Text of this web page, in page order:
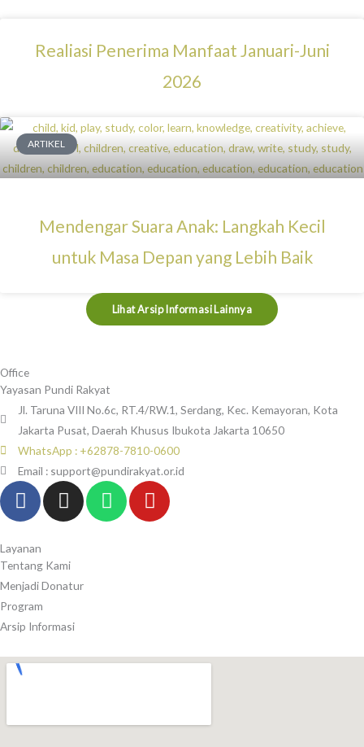
Realiasi Penerima Manfaat Januari-Juni
2026
ARTIKEL
Mendengar Suara Anak: Langkah Kecil
untuk Masa Depan yang Lebih Baik
Lihat Arsip Informasi Lainnya
Office
Yayasan Pundi Rakyat
Jl. Taruna VIII No.6c, RT.4/RW.1, Serdang, Kec. Kemayoran, Kota
Jakarta Pusat, Daerah Khusus Ibukota Jakarta 10650
WhatsApp : +62878-7810-0600
Email : support@pundirakyat.or.id
F
a
e
b
o
o
k
-
f
I
n
a
g
a
m
W
h
Y
o
Layanan
Tentang Kami
Menjadi Donatur
Program
Arsip Informasi